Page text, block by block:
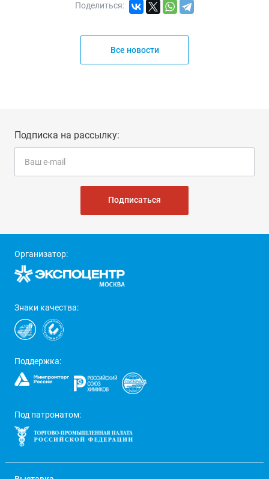
Поделиться:
Все новости
Подписка на рассылку:
Подписаться
Организатор:
Знаки качества:
Поддержка:
Под патронатом: